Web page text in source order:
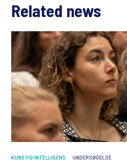
Related news
KUNSTIG INTELLIGENS UNDERSØGELSE